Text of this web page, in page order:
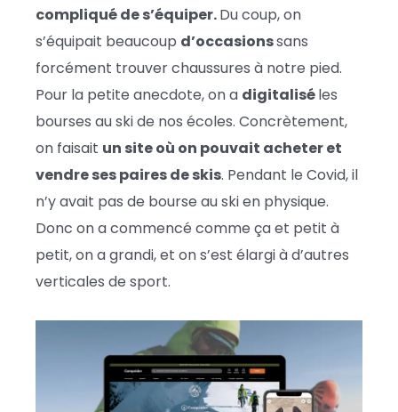
compliqué de s’équiper.Du coup, on
s’équipait beaucoup d’occasionssans
forcément trouver chaussures à notre pied.
Pour la petite anecdote, on a digitaliséles
bourses au ski de nos écoles. Concrètement,
on faisait un site où on pouvait acheter et
vendre ses paires de skis. Pendant le Covid, il
n’y avait pas de bourse au ski en physique.
Donc on a commencé comme ça et petit à
petit, on a grandi, et on s’est élargi à d’autres
verticales de sport.